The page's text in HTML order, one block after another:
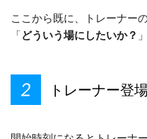
ここから既に、トレーナー
「どういう場にしたいか？
トレーナー登